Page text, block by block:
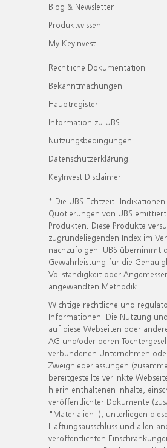
Blog & Newsletter
Produktwissen
My KeyInvest
Rechtliche Dokumentation
Bekanntmachungen
Hauptregister
Information zu UBS
Nutzungsbedingungen
Datenschutzerklärung
KeyInvest Disclaimer
* Die UBS Echtzeit-
Quotierungen von UBS
Produkten. Diese Produkte
zugrundeliegenden Index im
nachzufolgen. UBS übernimmt
Gewährleistung für die
Vollständigkeit oder
angewandten Methodik.
Wichtige rechtliche und
Informationen. Die Nutzung
auf diese Webseiten oder
AG und/oder deren
verbundenen Unternehmen
Zweigniederlassungen
bereitgestellte verlinkte
hierin enthaltenen Inhalte,
veröffentlichter Dokumente
"Materialien"), unterliegen
Haftungsausschluss und allen
veröffentlichten